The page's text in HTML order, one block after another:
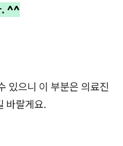
. ^^
있으니 이 부분은 의료진
바랄게요.